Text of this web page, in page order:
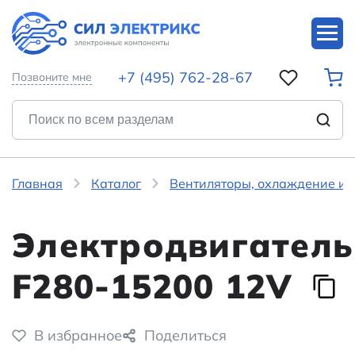
Позвоните мне +7 (495) 762-28-67
Главная Каталог Вентиляторы, охлаждение и
Электродвигатель
F280-15200 12V
В избранное Поделиться